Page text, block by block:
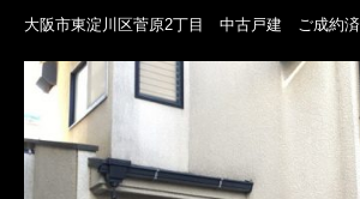
大阪市東淀川区菅原2丁目 中古戸建 ご成約済